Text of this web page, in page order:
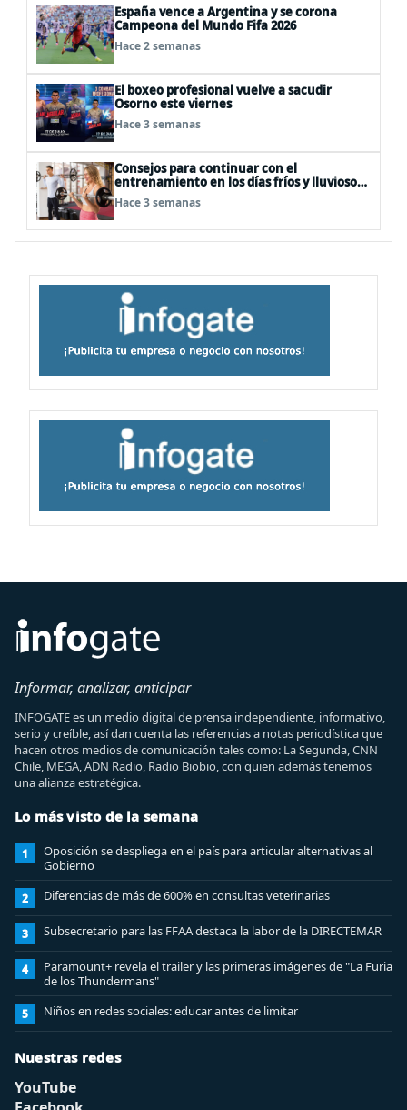
España vence a Argentina y se corona
Campeona del Mundo Fifa 2026
Hace 2 semanas
El boxeo profesional vuelve a sacudir
Osorno este viernes
Hace 3 semanas
Consejos para continuar con el
entrenamiento en los días fríos y lluviosos
de invierno
Hace 3 semanas
Informar, analizar, anticipar
INFOGATE es un medio digital de prensa independiente, informativo,
serio y creíble, así dan cuenta las referencias a notas periodística que
hacen otros medios de comunicación tales como: La Segunda, CNN
Chile, MEGA, ADN Radio, Radio Biobio, con quien además tenemos
una alianza estratégica.
Lo más visto de la semana
1
Oposición se despliega en el país para articular alternativas al
Gobierno
2 Diferencias de más de 600% en consultas veterinarias
3 Subsecretario para las FFAA destaca la labor de la DIRECTEMAR
4
Paramount+ revela el trailer y las primeras imágenes de "La Furia
de los Thundermans"
5 Niños en redes sociales: educar antes de limitar
Nuestras redes
YouTube